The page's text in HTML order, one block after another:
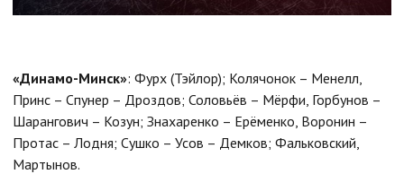
«Динамо-Минск»: Фурх (Тэйлор); Колячонок – Менелл,
Принс – Спунер – Дроздов; Соловьёв – Мёрфи, Горбунов –
Шарангович – Козун; Знахаренко – Ерёменко, Воронин –
Протас – Лодня; Сушко – Усов – Демков; Фальковский,
Мартынов.